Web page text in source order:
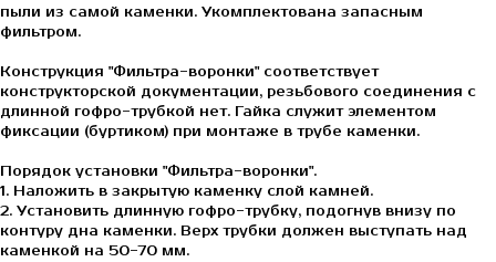
пыли из самой каменки. Укомплектована запасным
фильтром.
Конструкция "Фильтра-воронки" соответствует
конструкторской документации, резьбового соединения с
длинной гофро-трубкой нет. Гайка служит элементом
фиксации (буртиком) при монтаже в трубе каменки.
Порядок установки "Фильтра-воронки".
1. Наложить в закрытую каменку слой камней.
2. Установить длинную гофро-трубку, подогнув внизу по
контуру дна каменки. Верх трубки должен выступать над
каменкой на 50-70 мм.